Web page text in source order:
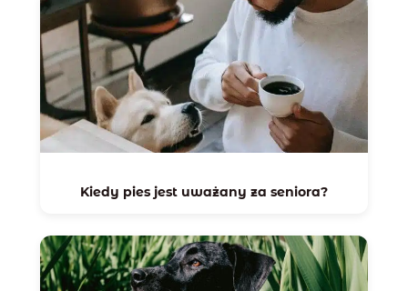
Kiedy pies jest uważany za seniora?